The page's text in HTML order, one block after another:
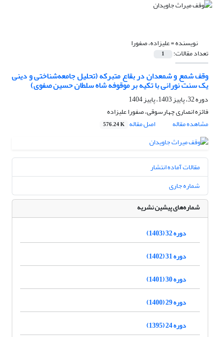
نویسنده =علیزاده، صفورا
تعداد مقالات: 1
وقف شمع و شمعدان در بقاع متبرکه (تحلیل جامعه‌شناختی و دینی
یک سنت نورانی با تکیه بر موقوفه شاه سلطان حسین صفوی)
دوره 32، پاییز 1403، پاییز 1404
فائزه انصاری چهارسوقی، صفورا علیزاده
مشاهده مقاله
اصل مقاله 576.24 K
مقالات آماده انتشار
شماره جاری
شماره‌های پیشین نشریه
دوره 32 (1403)
دوره 31 (1402)
دوره 30 (1401)
دوره 29 (1400)
دوره 24 (1395)